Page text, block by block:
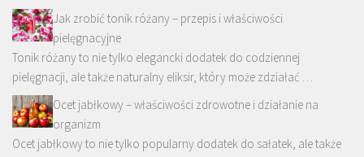
Jak zrobić tonik różany – przepis i właściwości
pielęgnacyjne
Tonik różany to nie tylko elegancki dodatek do codziennej
pielęgnacji, ale także naturalny eliksir, który może zdziałać …
Ocet jabłkowy – właściwości zdrowotne i działanie na
organizm
Ocet jabłkowy to nie tylko popularny dodatek do sałatek, ale także